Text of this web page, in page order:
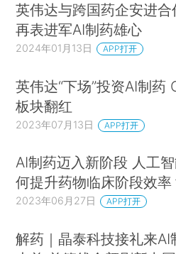
英伟达与跨国药企安进合
再表进军AI制药雄心
2024年01月13日 APP打开
英伟达“下场”投资AI制药
板块翻红
2023年07月13日 APP打开
AI制药迈入新阶段 人工
何提升药物临床阶段效率
2023年06月27日 APP打开
解药｜晶泰科技接礼来AI